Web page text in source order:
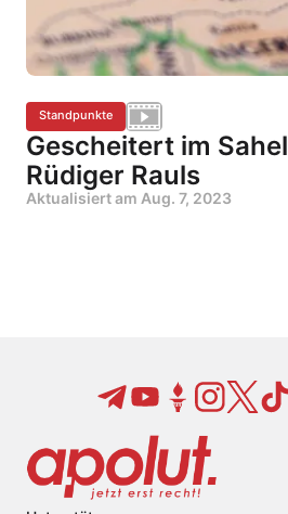
Standpunkte
Gescheitert im
Rüdiger Rauls
Aktualisiert am Aug. 7, 2023